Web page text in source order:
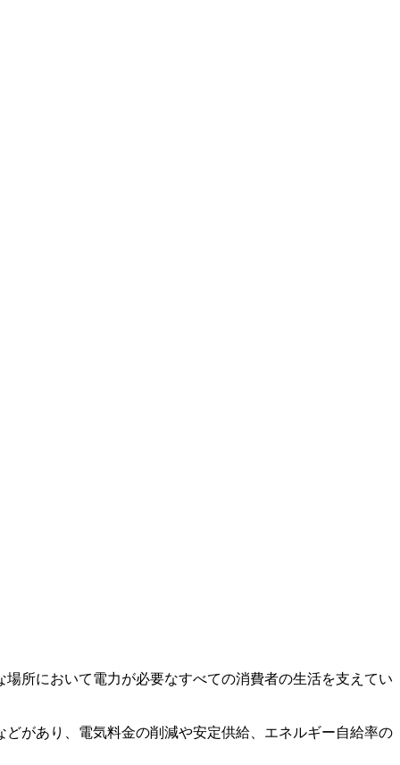
所において電力が必要なすべての消費者の生活を支えてい
があり、電気料金の削減や安定供給、エネルギー自給率の